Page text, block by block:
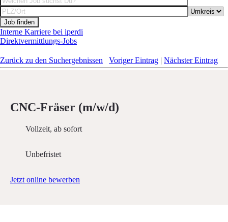
Interne Karriere bei iperdi
Direktvermittlungs-Jobs
Voriger Eintrag | Nächster Eintrag
Zurück zu den Suchergebnissen
CNC-Fräser (m/w/d)
Vollzeit, ab sofort
Unbefristet
Jetzt online bewerben